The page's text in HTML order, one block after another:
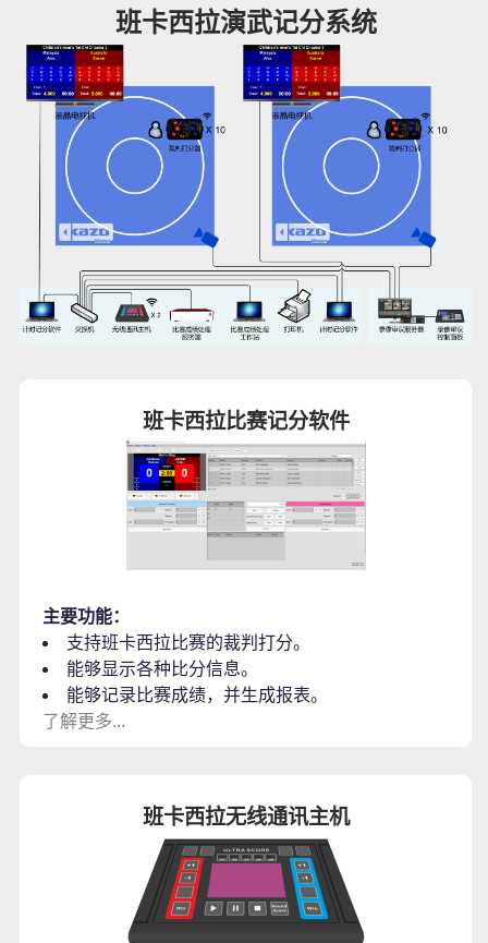
班卡西拉演武记分系统
班卡西拉比赛记分软件
主要功能：
支持班卡西拉比赛的裁判打分。
能够显示各种比分信息。
能够记录比赛成绩，并生成报表。
了解更多...
班卡西拉无线通讯主机